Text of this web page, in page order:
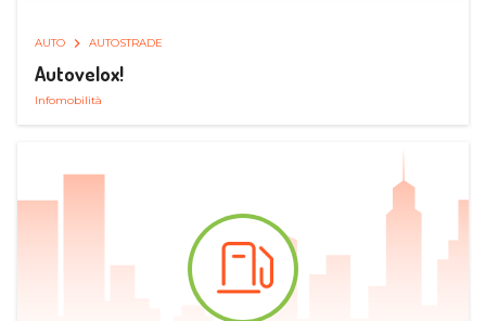
AUTO AUTOSTRADE
Autovelox!
Infomobilità